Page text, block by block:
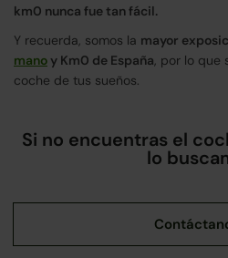
km0 nunca fue tan fácil.
Y recuerda, somos la mayor
mano y Km0 de España, por lo que
coche de tus sueños.
Si no encuentras el
lo